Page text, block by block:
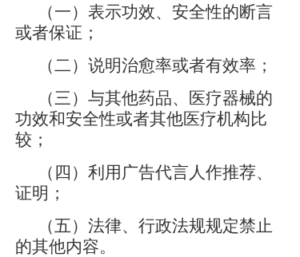
（一）表示功效、安全性的断言
或者保证；
（二）说明治愈率或者有效率；
（三）与其他药品、医疗器械的
功效和安全性或者其他医疗机构比
较；
（四）利用广告代言人作推荐、
证明；
（五）法律、行政法规规定禁止
的其他内容。